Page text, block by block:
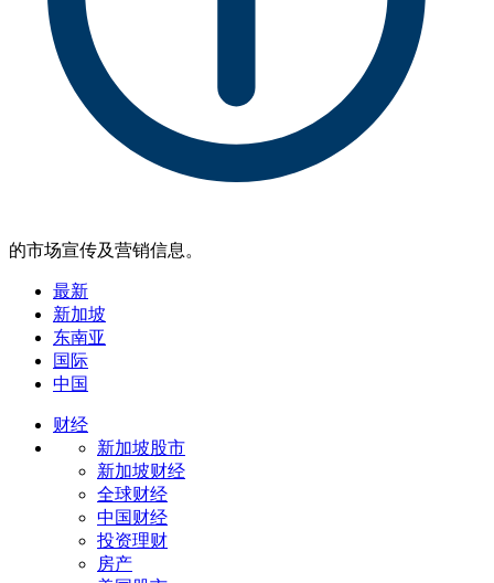
的市场宣传及营销信息。
最新
新加坡
东南亚
国际
中国
财经
新加坡股市
新加坡财经
全球财经
中国财经
投资理财
房产